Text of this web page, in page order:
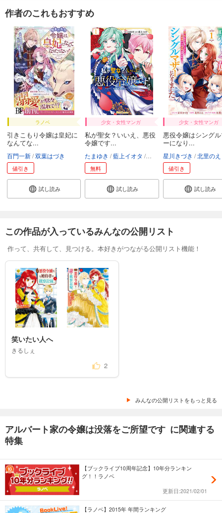
作者のこれもおすすめ
ラノベ
引きこもり令嬢は皇妃に
なんてな...
百門一新 双葉はづき
値引き
試し読み
少女・女性マンガ
私が聖女？いいえ、悪役
令嬢です...
たまゆき 藍上イオタ 双葉はづき
無料
試し読み
少女・女性マンガ
悪役令嬢はシング
ーになり...
星川きづき 北里のえ
値引き
試し読み
この作品が入っているみんなの公開リスト
作って、共有して、見つける。本好きがつながる公開リスト機能！
笑いたい人へ
きるしぇ
2
みんなの公開リストをもっと見る
アルバート家の令嬢は没落をご所望です に関連する
特集
【ブックライブ10周年記念】10年分ランキン
グ！！ラノベ
更新日:2021/02/01
【ラノベ】2015年 年間ランキング